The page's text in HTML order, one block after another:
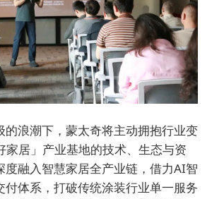
的浪潮下，蒙太奇将主动拥抱行业变
家居」产业基地的技术、生态与资
度融入智慧家居全产业链，借力AI智
付体系，打破传统涂装行业单一服务